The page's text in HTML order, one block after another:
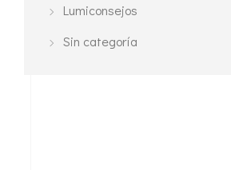
Lumiconsejos
Sin categoría